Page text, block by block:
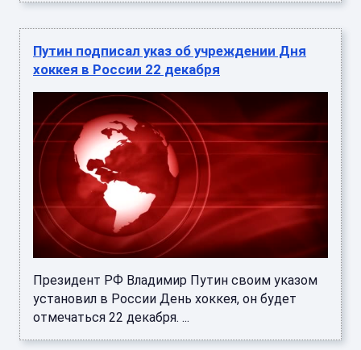
Путин подписал указ об учреждении Дня
хоккея в России 22 декабря
Президент РФ Владимир Путин своим указом
установил в России День хоккея, он будет
отмечаться 22 декабря. ...